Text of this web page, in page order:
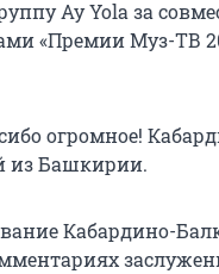
Ay Yola за
«Премии Муз-ТВ
огромное!
из Башкирии.
Кабардино-